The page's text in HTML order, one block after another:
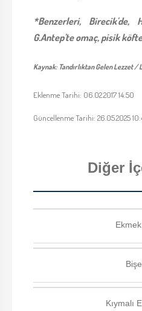
*Benzerleri, Birecik'de,
G.Antep'te omaç, pisik
Kaynak: Tandırlıktan Gelen Lezzet /
Eklenme Tarihi: 06.02.2017 14:50
Güncellenme Tarihi: 26.05.2025
Diğer
Ekmek
Kıymalı